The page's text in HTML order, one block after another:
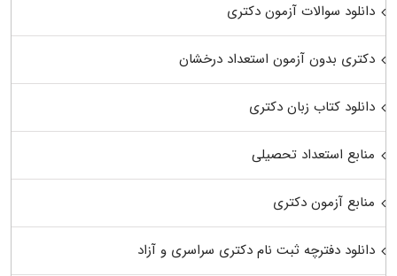
دانلود سوالات آزمون دکتری
دکتری بدون آزمون استعداد درخشان
دانلود کتاب زبان دکتری
منابع استعداد تحصیلی
منابع آزمون دکتری
دانلود دفترچه ثبت نام دکتری سراسری و آزاد